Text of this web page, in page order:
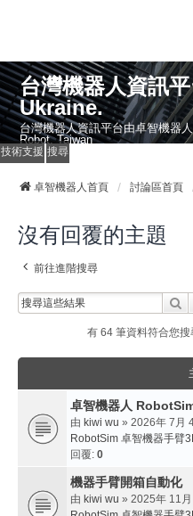
台灣機器人資訊
Ukraine.
台灣機器人資訊平台由卓智機器
Robot, Taiwan
技術支援 搜尋
卓智機器人首頁 討論區首頁
沒有回覆的主題
前往進階搜尋
有 64 筆資料符合您
卓智機器人
由 kiwi wu » 2026年 7月
RobotSim 卓智機器手臂
回覆: 0
機器手臂開箱自動化
由 kiwi wu » 2025年 11